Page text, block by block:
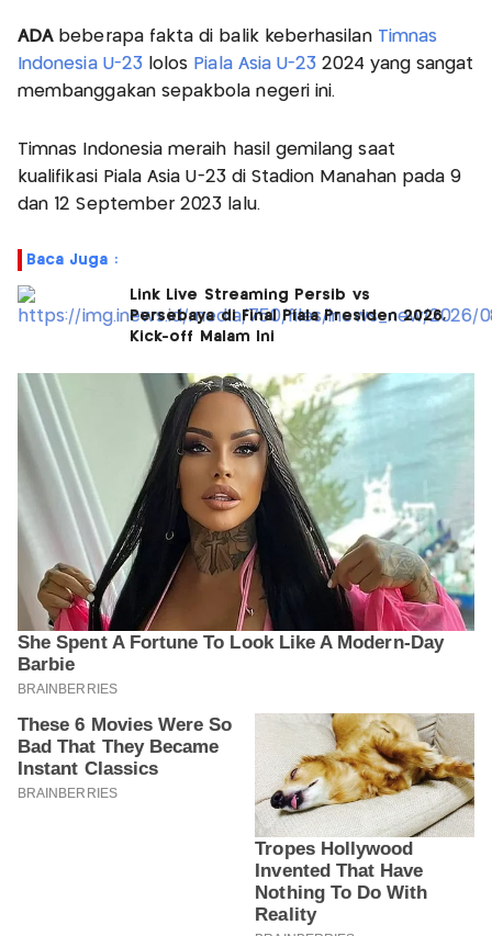
ADA beberapa fakta di balik keberhasilan Timnas
Indonesia U-23lolos Piala Asia U-23 2024 yang sangat
membanggakan sepakbola negeri ini.
Timnas Indonesia meraih hasil gemilang saat
kualifikasi Piala Asia U-23 di Stadion Manahan pada 9
dan 12 September 2023 lalu.
Baca Juga :
Link Live Streaming Persib vs
Persebaya di Final Piala Presiden 2026,
Kick-off Malam Ini